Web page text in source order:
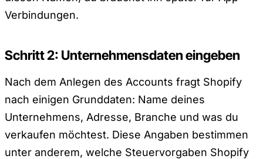
Verbindungen.
Schritt 2: Unternehmensdaten eingeben
Nach dem Anlegen des Accounts fragt Shopify
nach einigen Grunddaten: Name deines
Unternehmens, Adresse, Branche und was du
verkaufen möchtest. Diese Angaben bestimmen
unter anderem, welche Steuervorgaben Shopify